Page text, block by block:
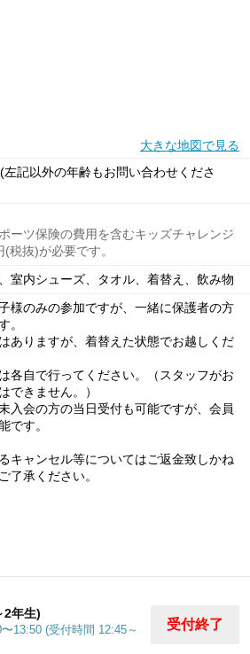
大きな地図で見る
記以外の年齢もお問い合わせくださ
ーツ保険の費用を含むキッズチャレンジ
税抜)が必要です。
室内シューズ、タオル、着替え、飲み物
様のみの参加ですが、一緒に保護者の方
。
ありますが、着替えた状態でお越しくだ
各自で行ってください。（スタッフがお
できません。）
入会の方の当日受付も可能ですが、会員
です。
キャンセル等についてはご返金致しかね
了承ください。
2年生)
13:50 (受付時間 12:45～
受付終了